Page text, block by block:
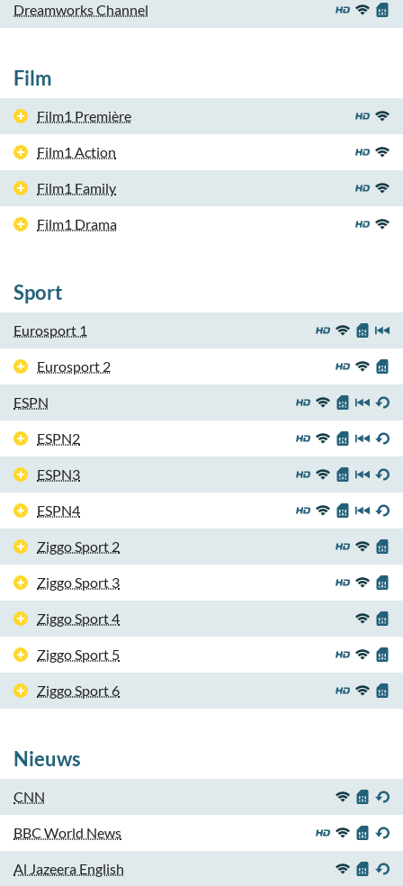
Dreamworks Channel
Film
Film1 Première
Film1 Action
Film1 Family
Film1 Drama
Sport
Eurosport 1
Eurosport 2
ESPN
ESPN2
ESPN3
ESPN4
Ziggo Sport 2
Ziggo Sport 3
Ziggo Sport 4
Ziggo Sport 5
Ziggo Sport 6
Nieuws
CNN
BBC World News
Al Jazeera English